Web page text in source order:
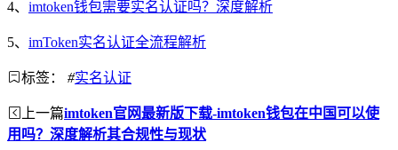
4、 imtoken钱包需要实名认证吗？深度解析
5、 imToken实名认证全流程解析
标签： #实名认证
上一篇imtoken官网最新版下载-imtoken钱包在中国可以使
用吗？深度解析其合规性与现状